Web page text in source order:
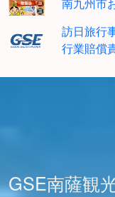
南九州市
訪日旅行
行業賠償
GSE南薩観